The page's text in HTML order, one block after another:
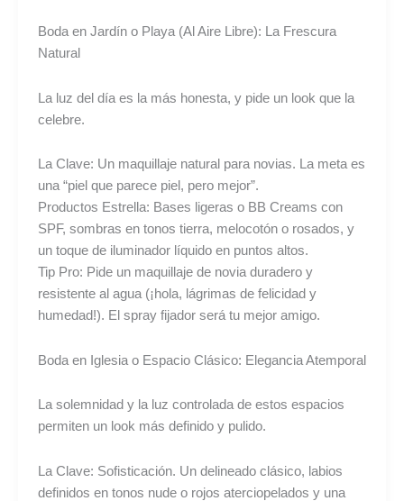
Boda en Jardín o Playa (Al Aire Libre): La Frescura
Natural
La luz del día es la más honesta, y pide un look que la
celebre.
La Clave: Un maquillaje natural para novias. La meta es
una “piel que parece piel, pero mejor”.
Productos Estrella: Bases ligeras o BB Creams con
SPF, sombras en tonos tierra, melocotón o rosados, y
un toque de iluminador líquido en puntos altos.
Tip Pro: Pide un maquillaje de novia duradero y
resistente al agua (¡hola, lágrimas de felicidad y
humedad!). El spray fijador será tu mejor amigo.
Boda en Iglesia o Espacio Clásico: Elegancia Atemporal
La solemnidad y la luz controlada de estos espacios
permiten un look más definido y pulido.
La Clave: Sofisticación. Un delineado clásico, labios
definidos en tonos nude o rojos aterciopelados y una